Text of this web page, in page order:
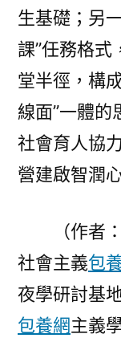
生基礎；另
課”任務格式
堂半徑，構
線面”一體的
社會育人協
營建啟智潤
（作者
社會主義包
夜學研討基
包養網主義